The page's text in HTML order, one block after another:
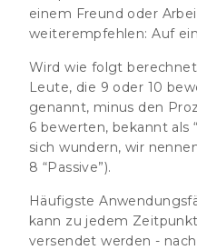
einem Freund oder
weiterempfehlen: Auf
Wird wie folgt
Leute, die 9 oder 10
genannt, minus den
6 bewerten, bekannt als
sich wundern, wir
8 “Passive”).
Häufigste
kann zu jedem
versendet werden -